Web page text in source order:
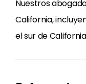
Nuestros
California,
el sur de